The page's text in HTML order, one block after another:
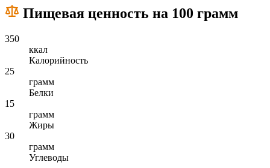
Пищевая ценность на 100 грамм
350
ккал
Калорийность
25
грамм
Белки
15
грамм
Жиры
30
грамм
Углеводы